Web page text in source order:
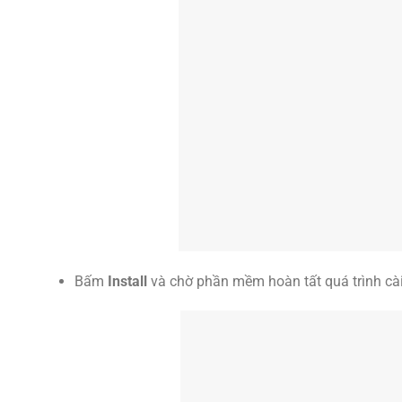
Bấm Installvà chờ phần mềm hoàn tất quá trình